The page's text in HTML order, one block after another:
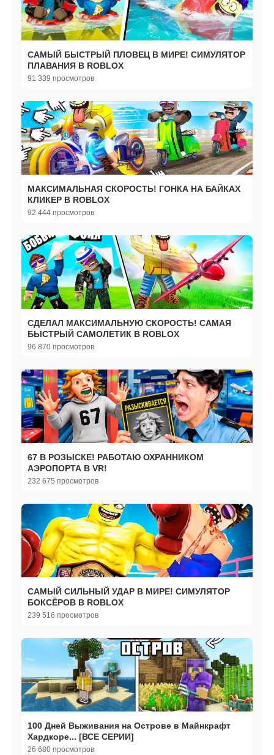
САМЫЙ БЫСТРЫЙ ПЛОВЕЦ В МИРЕ! СИМУЛЯТОР
ПЛАВАНИЯ В ROBLOX
91 339 просмотров
МАКСИМАЛЬНАЯ СКОРОСТЬ! ГОНКА НА БАЙКАХ
КЛИКЕР В ROBLOX
92 444 просмотров
СДЕЛАЛ МАКСИМАЛЬНУЮ СКОРОСТЬ! САМАЯ
БЫСТРЫЙ САМОЛЕТИК В ROBLOX
96 870 просмотров
67 В РОЗЫСКЕ! РАБОТАЮ ОХРАННИКОМ
АЭРОПОРТА В VR!
232 675 просмотров
САМЫЙ СИЛЬНЫЙ УДАР В МИРЕ! СИМУЛЯТОР
БОКСЁРОВ В ROBLOX
239 516 просмотров
100 Дней Выживания на Острове в Майнкрафт
Хардкоре... [ВСЕ СЕРИИ]
26 680 просмотров